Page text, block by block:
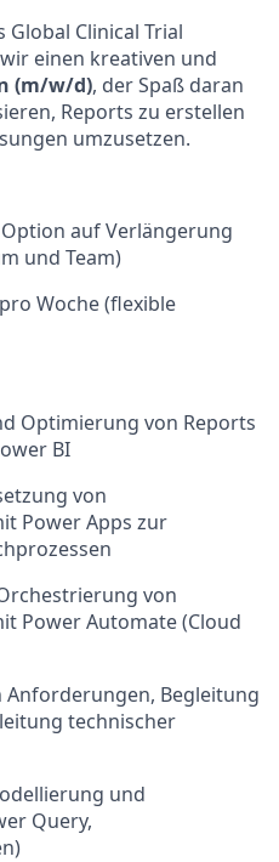
Clinical Trial
einen kreativen und
(m/w/d), der Spaß daran
Reports zu erstellen
umzusetzen.
auf Verlängerung
und Team)
Woche (flexible
Optimierung von Reports
BI
von
Power Apps zur
von
Power Automate (Cloud
Anforderungen, Begleitung
technischer
und
Query,